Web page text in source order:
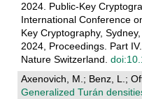
2024. Public-Key
International Conference
Key Cryptography,
2024, Proceedings. Part
Nature Switzerland.
Axenovich, M.; Benz, L.;
Generalized Turán